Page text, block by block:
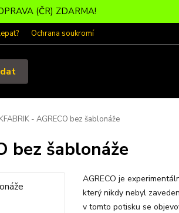
(ČR) ZDARMA!
Ochrana soukromí
- AGRECO bez šablonáže
bez šablonáže
AGRECO je
který nikdy nebyl
v tomto potisku se